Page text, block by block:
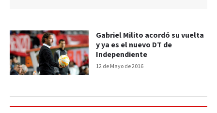
12 de Mayo de 2016
Gabriel Milito acordó su vuelta
y ya es el nuevo DT de
Independiente